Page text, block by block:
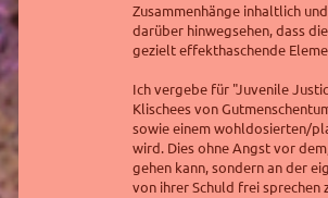
Zusammenhänge inhaltlich
darüber hinwegsehen, dass
gezielt effekthaschende
Ich vergebe für "Juvenile
Klischees von
sowie einem wohldosierten/
wird. Dies ohne Angst vor
gehen kann, sondern an der
von ihrer Schuld frei sprechen